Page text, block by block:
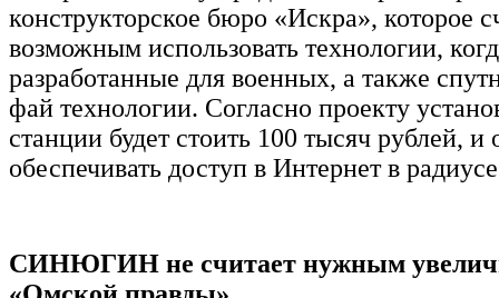
конструкторское бюро «Искра», которое
возможным использовать технологии,
разработанные для военных, а также
фай технологии. Согласно проекту
станции будет стоить 100 тысяч рублей, и
обеспечивать доступ в Интернет в
СИНЮГИН не считает нужным